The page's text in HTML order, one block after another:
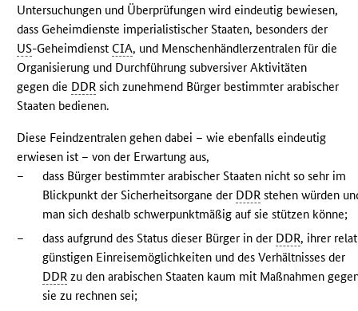
Untersuchungen und Überprüfungen wird eindeutig bewiesen,
dass Geheimdienste imperialistischer Staaten, besonders der
US-Geheimdienst CIA, und Menschenhändlerzentralen für die
Organisierung und Durchführung subversiver Aktivitäten
gegen die DDR sich zunehmend Bürger bestimmter arabischer
Staaten bedienen.
Diese Feindzentralen gehen dabei – wie ebenfalls eindeutig
erwiesen ist – von der Erwartung aus,
–
dass Bürger bestimmter arabischer Staaten nicht so sehr im
Blickpunkt der Sicherheitsorgane der DDR stehen würden
man sich deshalb schwerpunktmäßig auf sie stützen könne;
–
dass aufgrund des Status dieser Bürger in der DDR, ihrer
günstigen Einreisemöglichkeiten und des Verhältnisses der
DDR zu den arabischen Staaten kaum mit Maßnahmen
sie zu rechnen sei;